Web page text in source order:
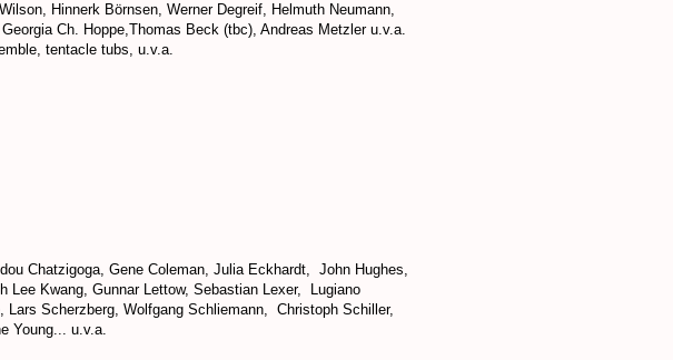
Hinnerk Börnsen, Werner Degreif, Helmuth Neumann,
Ch. Hoppe,Thomas Beck (tbc), Andreas Metzler u.v.a.
tentacle tubs, u.v.a.
Chatzigoga, Gene Coleman, Julia Eckhardt, John Hughes,
Lee Kwang, Gunnar Lettow, Sebastian Lexer, Lugiano
Scherzberg, Wolfgang Schliemann, Christoph Schiller,
Young... u.v.a.